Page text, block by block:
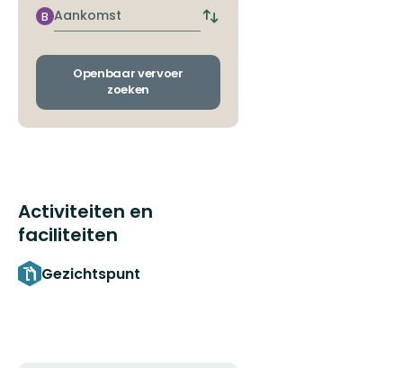
dichtstbijzijnde
halte
Aankomst
B
Wissel
en
Openbaar vervoer
zoeken
Activiteiten en
faciliteiten
Gezichtspunt